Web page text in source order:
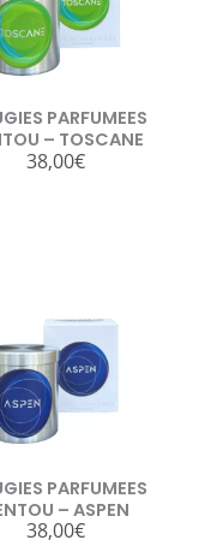
PARFUMEES
– TOSCANE
38,00€
PARFUMEES
– ASPEN
38,00€